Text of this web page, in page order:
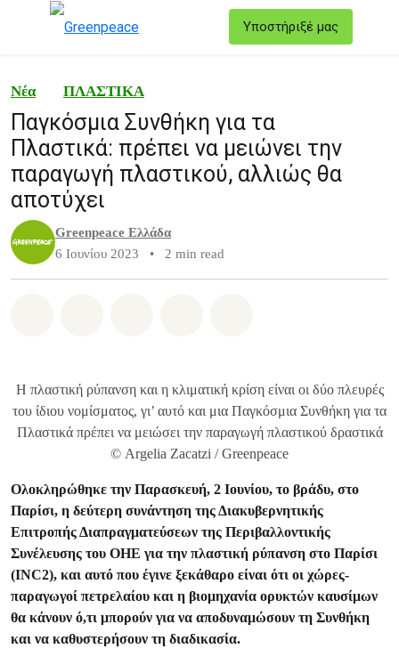
Υποστήριξέ μας
Νέα ΠΛΑΣΤΙΚΑ
Παγκόσμια Συνθήκη για τα
Πλαστικά: πρέπει να μειώνει την
παραγωγή πλαστικού, αλλιώς θα
αποτύχει
Greenpeace Ελλάδα
6 Ιουνίου 2023
• 2 min read
Η πλαστική ρύπανση και η κλιματική κρίση είναι οι δύο πλευρές
του ίδιου νομίσματος, γι’ αυτό και μια Παγκόσμια Συνθήκη για τα
Πλαστικά πρέπει να μειώσει την παραγωγή πλαστικού δραστικά
© Argelia Zacatzi / Greenpeace
Ολοκληρώθηκε την Παρασκευή, 2 Ιουνίου, το βράδυ, στο
Παρίσι, η δεύτερη συνάντηση της Διακυβερνητικής
Επιτροπής Διαπραγματεύσεων της Περιβαλλοντικής
Συνέλευσης του ΟΗΕ για την πλαστική ρύπανση στο Παρίσι
(INC2), και αυτό που έγινε ξεκάθαρο είναι ότι οι χώρες-
παραγωγοί πετρελαίου και η βιομηχανία ορυκτών καυσίμων
θα κάνουν ό,τι μπορούν για να αποδυναμώσουν τη Συνθήκη
και να καθυστερήσουν τη διαδικασία.